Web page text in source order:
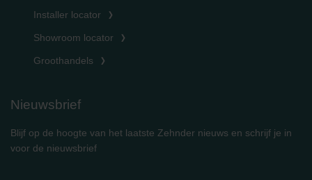
Installer locator
Showroom locator
Groothandels
Nieuwsbrief
Blijf op de hoogte van het laatste Zehnder nieuws en schrijf je in
voor de nieuwsbrief